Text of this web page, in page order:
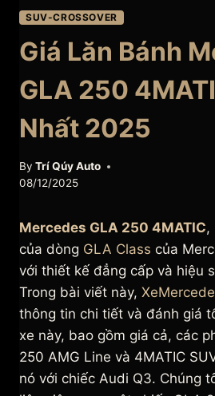
SUV-CROSSOVER
Giá Lăn Bánh
GLA 250
Nhất 2025
By Trí Qúy Auto
08/12/2025
Mercedes GLA 250 4MATIC,
của dòng GLA Class của
với thiết kế đẳng cấp và hiệu
Trong bài viết này,
thông tin chi tiết và đánh giá
xe này, bao gồm giá cả, các
250 AMG Line và 4MATIC
nó với chiếc Audi Q3. Chúng